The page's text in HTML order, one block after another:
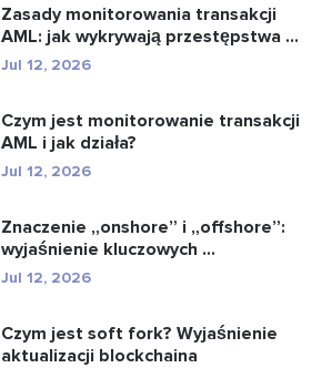
Zasady monitorowania transakcji
AML: jak wykrywają przestępstwa ...
Jul 12, 2026
Czym jest monitorowanie transakcji
AML i jak działa?
Jul 12, 2026
Znaczenie „onshore” i „offshore”:
wyjaśnienie kluczowych ...
Jul 12, 2026
Czym jest soft fork? Wyjaśnienie
aktualizacji blockchaina